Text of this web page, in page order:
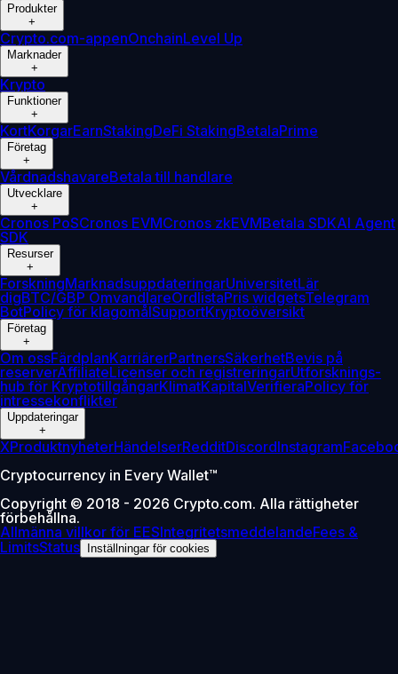
Produkter
+
Crypto.com-appenOnchainLevel Up
Marknader
+
Krypto
Funktioner
+
KortKorgarEarnStakingDeFi StakingBetalaPrime
Företag
+
VårdnadshavareBetala till handlare
Utvecklare
+
Cronos PoSCronos EVMCronos zkEVMBetala SDKAI Agent
SDK
Resurser
+
ForskningMarknadsuppdateringarUniversitetLär
digBTC/GBP OmvandlareOrdlistaPris widgetsTelegram
BotPolicy för klagomålSupportKryptoöversikt
Företag
+
Om ossFärdplanKarriärerPartnersSäkerhetBevis på
reserverAffiliateLicenser och registreringarUtforsknings-
hub för KryptotillgångarKlimatKapitalVerifieraPolicy för
intressekonflikter
Uppdateringar
+
XProduktnyheterHändelserRedditDiscordInstagram
Cryptocurrency in Every Wallet™
Copyright © 2018 - 2026 Crypto.com. Alla rättigheter
förbehållna.
Allmänna villkor för EESIntegritetsmeddelandeFees &
LimitsStatus Inställningar för cookies